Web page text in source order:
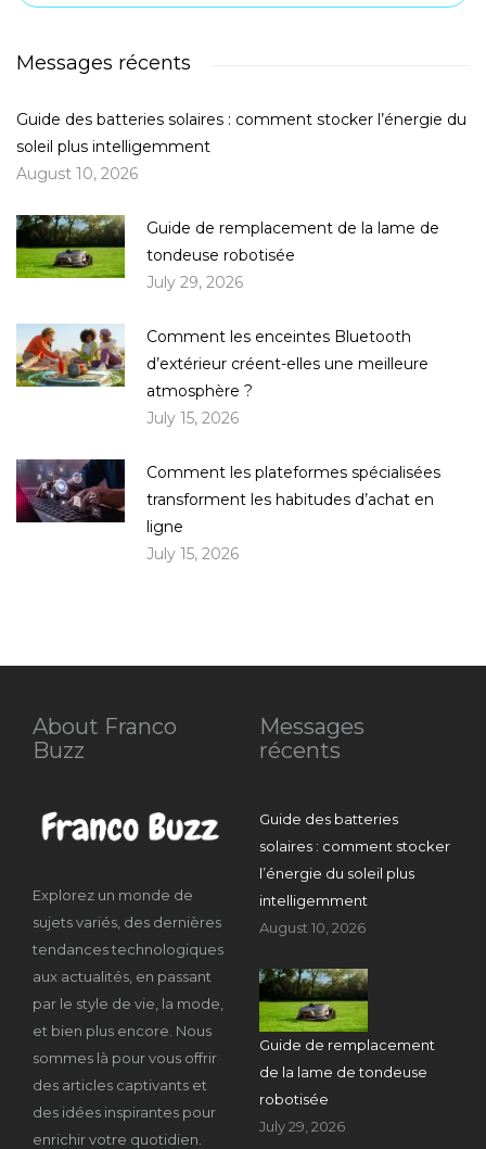
Messages récents
Guide des batteries solaires : comment stocker l’énergie du
soleil plus intelligemment
August 10, 2026
Guide de remplacement de la lame de
tondeuse robotisée
July 29, 2026
Comment les enceintes Bluetooth
d’extérieur créent-elles une meilleure
atmosphère ?
July 15, 2026
Comment les plateformes spécialisées
transforment les habitudes d’achat en
ligne
July 15, 2026
About Franco
Buzz
Explorez un monde de
sujets variés, des dernières
tendances technologiques
aux actualités, en passant
par le style de vie, la mode,
et bien plus encore. Nous
sommes là pour vous offrir
des articles captivants et
des idées inspirantes pour
enrichir votre quotidien.
Messages
récents
Guide des batteries
solaires : comment stocker
l’énergie du soleil plus
intelligemment
August 10, 2026
Guide de remplacement
de la lame de tondeuse
robotisée
July 29, 2026